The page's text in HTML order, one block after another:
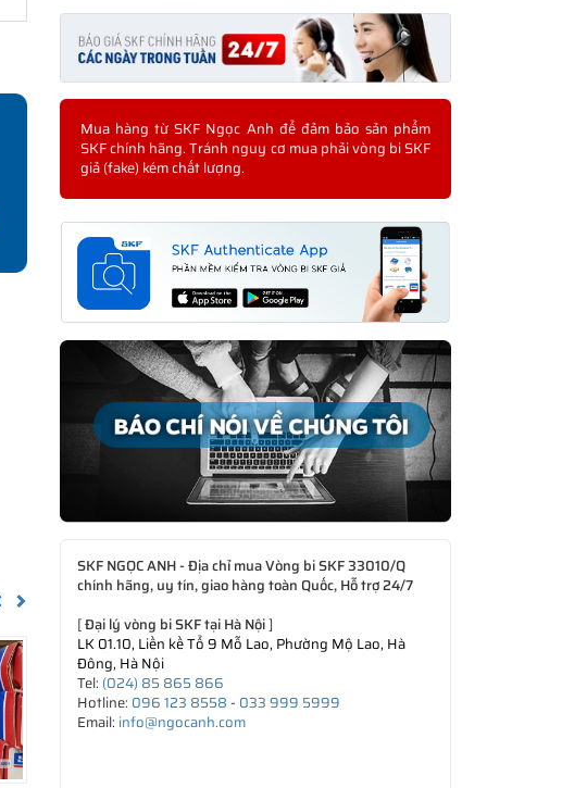
Previous
Mua hàng từ SKF Ngọc Anh để đảm bảo sản phẩm
SKF chính hãng. Tránh nguy cơ mua phải vòng bi SKF
giả (fake) kém chất lượng.
SKF NGỌC ANH - Địa chỉ mua Vòng bi SKF 33010/Q
chính hãng, uy tín, giao hàng toàn Quốc, Hỗ trợ 24/7
[Đại lý vòng bi SKF tại Hà Nội]
LK 01.10, Liền kề Tổ 9 Mỗ Lao, Phường Mộ Lao, Hà
Đông, Hà Nội
Tel: (024) 85 865 866
Hotline: 096 123 8558- 033 999 5999
Email: info@ngocanh.com